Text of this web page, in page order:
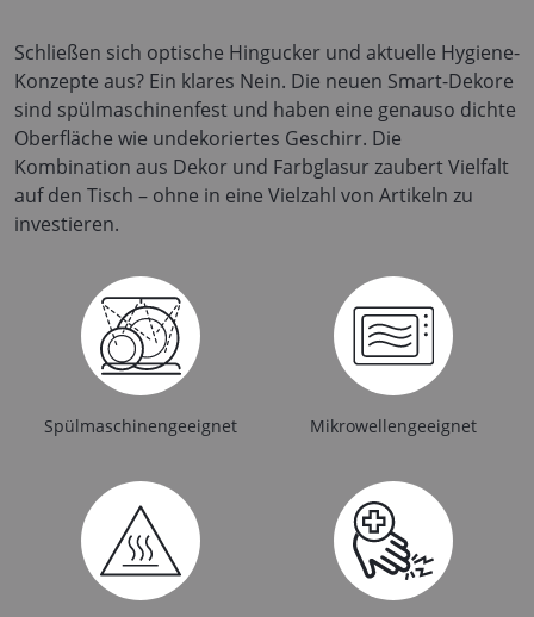
Schließen sich optische Hingucker und aktuelle Hygiene-
Konzepte aus? Ein klares Nein. Die neuen Smart-Dekore
sind spülmaschinenfest und haben eine genauso dichte
Oberfläche wie undekoriertes Geschirr. Die
Kombination aus Dekor und Farbglasur zaubert Vielfalt
auf den Tisch – ohne in eine Vielzahl von Artikeln zu
investieren.
Spülmaschinengeeignet Mikrowellengeeignet